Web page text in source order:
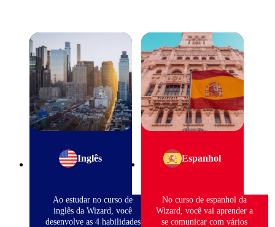
Inglês
Ao estudar no curso de
inglês da Wizard, você
desenvolve as 4 habilidades
Espanhol
No curso de espanhol da
Wizard, você vai aprender a
se comunicar com vários